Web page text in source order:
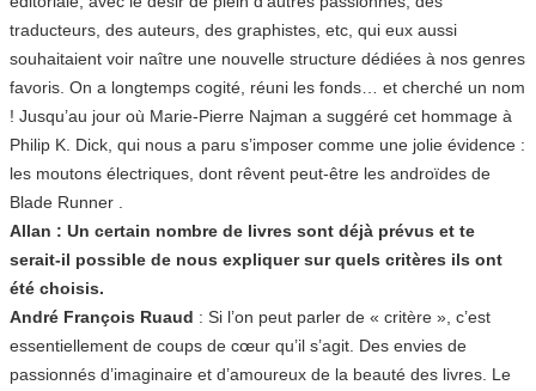
traducteurs, des auteurs, des graphistes, etc, qui eux aussi
souhaitaient voir naître une nouvelle structure dédiées à nos genres
favoris. On a longtemps cogité, réuni les fonds… et cherché un nom
! Jusqu’au jour où Marie-Pierre Najman a suggéré cet hommage à
Philip K. Dick, qui nous a paru s’imposer comme une jolie évidence :
les moutons électriques, dont rêvent peut-être les androïdes de
Blade Runner .
Allan : Un certain nombre de livres sont déjà prévus et te
serait-il possible de nous expliquer sur quels critères ils ont
été choisis.
André François Ruaud : Si l’on peut parler de « critère », c’est
essentiellement de coups de cœur qu’il s’agit. Des envies de
passionnés d’imaginaire et d’amoureux de la beauté des livres. Le